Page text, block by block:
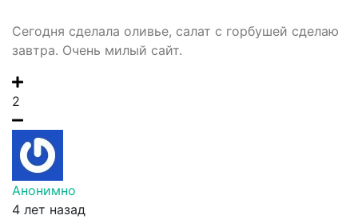
Сегодня сделала оливье, салат с горбушей сделаю
завтра. Очень милый сайт.
2
Анонимно
4 лет назад